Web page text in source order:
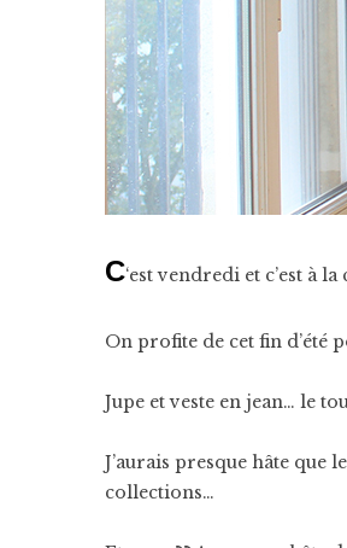
C‘est vendredi et c’est à
On profite de cet fin d’été
Jupe et veste en jean… le
J’aurais presque hâte
collections…